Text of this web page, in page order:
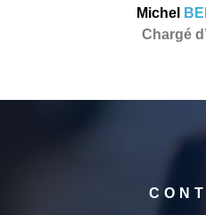
Michel
Chargé